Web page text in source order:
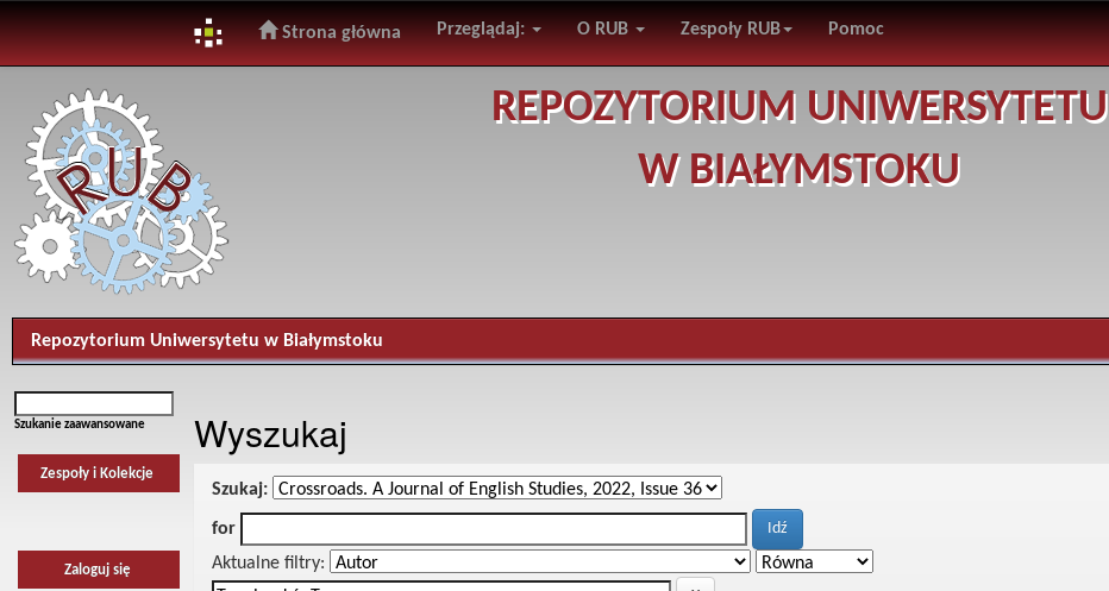
navigation
Strona główna Przeglądaj: O RUB Zespoły RUB Pomoc
REPOZYTORIUM UNIWERSYTETU
W BIAŁYMSTOKU
Repozytorium Uniwersytetu w Białymstoku
Szukanie zaawansowane
Zespoły i Kolekcje
Zaloguj się
Wyszukaj
Szukaj:
for
Aktualne filtry: